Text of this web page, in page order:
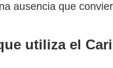
ausencia que
utiliza el